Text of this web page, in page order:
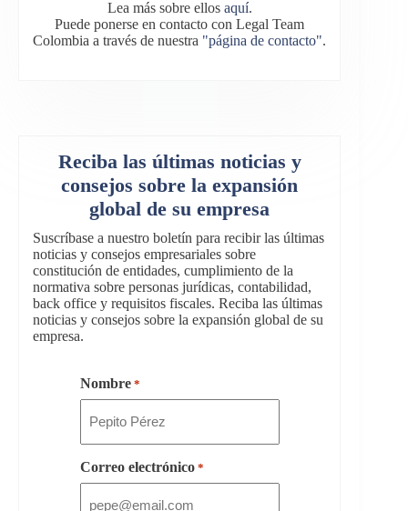
Lea más sobre ellos aquí.
Puede ponerse en contacto con Legal Team
Colombia a través de nuestra "página de contacto".
Reciba las últimas noticias y
consejos sobre la expansión
global de su empresa
Suscríbase a nuestro boletín para recibir las últimas
noticias y consejos empresariales sobre
constitución de entidades, cumplimiento de la
normativa sobre personas jurídicas, contabilidad,
back office y requisitos fiscales. Reciba las últimas
noticias y consejos sobre la expansión global de su
empresa.
Nombre *
Correo electrónico *